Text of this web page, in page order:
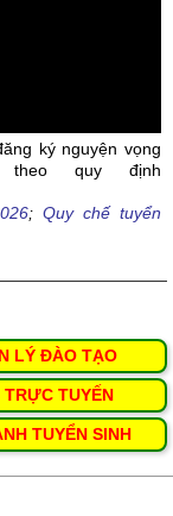
ký nguyện vọng
quy định
; Quy chế tuyển
LÝ ĐÀO TẠO
TRỰC TUYẾN
TUYỂN SINH